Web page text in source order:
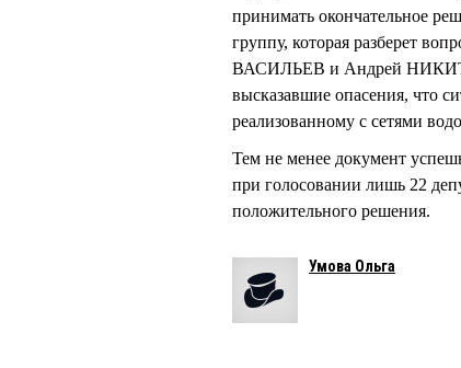
принимать окончательное
группу, которая разберет
ВАСИЛЬЕВ и Андрей
высказавшие опасения, что
реализованному с сетями
Тем не менее документ
при голосовании лишь 22
положительного решения.
Умова Ольга